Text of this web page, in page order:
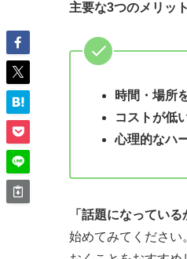
主要な3つのメリッ
時間・場所
コストが低
心理的なハ
「話題になってい
始めてみてください